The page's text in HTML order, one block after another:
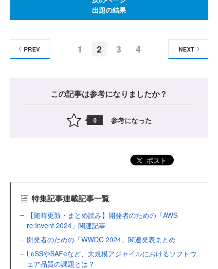
出題の結果
1 2 3 4
PREV NEXT
この記事は参考になりましたか？
0 参考になった
ポスト
特集記事連載記事一覧
【随時更新・まとめ読み】開発者のための「AWS
re:Invent 2024」関連記事
開発者のための「WWDC 2024」関連発表まとめ
LeSSやSAFeなど、大規模アジャイルにおけるソフトウ
ェア品質の課題とは？